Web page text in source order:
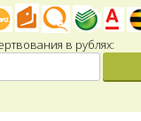
в рублях: